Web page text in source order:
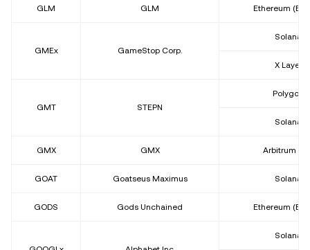
GLM GLM Ethereum
GMEx GameStop Corp.
Solana
X Layer
GMT STEPN
Polygon
Solana
GMX GMX Arbitrum
GOAT Goatseus Maximus Solana
GODS Gods Unchained Ethereum
Solana